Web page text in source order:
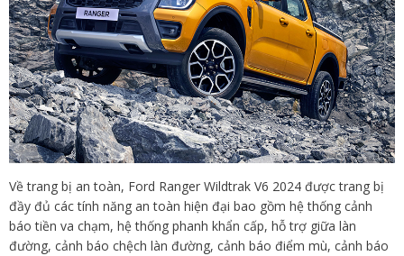
Về trang bị an toàn, Ford Ranger Wildtrak V6 2024 được trang bị
đầy đủ các tính năng an toàn hiện đại bao gồm hệ thống cảnh
báo tiền va chạm, hệ thống phanh khẩn cấp, hỗ trợ giữa làn
đường, cảnh báo chệch làn đường, cảnh báo điểm mù, cảnh báo